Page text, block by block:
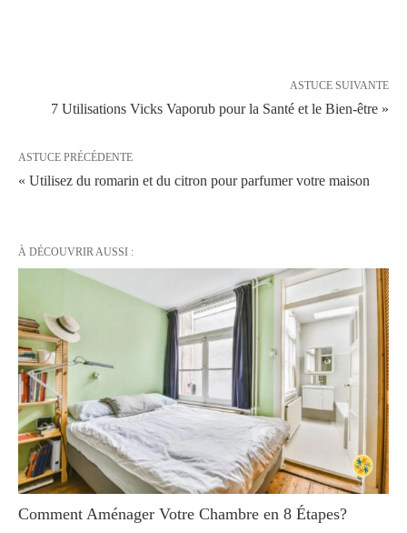
ASTUCE SUIVANTE
7 Utilisations Vicks Vaporub pour la Santé et le Bien-être »
ASTUCE PRÉCÉDENTE
« Utilisez du romarin et du citron pour parfumer votre maison
À DÉCOUVRIR AUSSI :
Comment Aménager Votre Chambre en 8 Étapes?